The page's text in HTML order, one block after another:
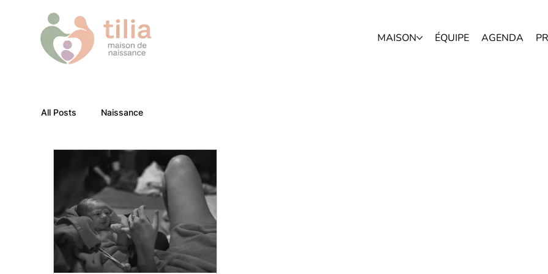
MAISON ÉQUIPE AGENDA
All Posts Naissance